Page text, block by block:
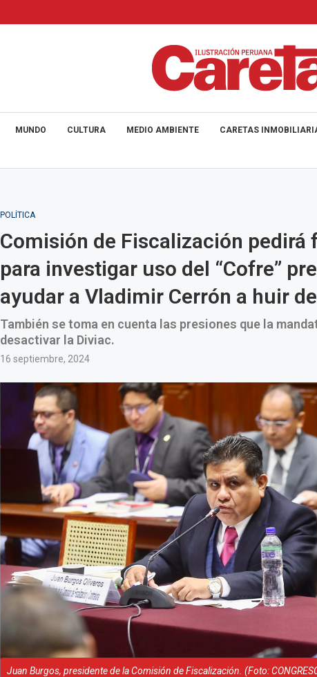
MUNDO CULTURA MEDIO AMBIENTE CARETAS
POLÍTICA
Comisión de Fiscalización pedirá
para investigar uso del “Cofre”
ayudar a Vladimir Cerrón a huir
También se toma en cuenta las presiones que la
desactivar la Diviac.
16 septiembre, 2024
Juan Burgos, presidente de la Comisión de Fiscalización. (Foto: